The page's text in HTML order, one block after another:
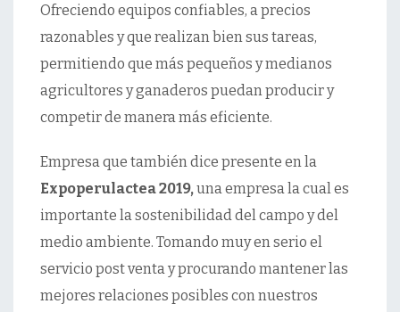
Ofreciendo equipos confiables, a precios
razonables y que realizan bien sus tareas,
permitiendo que más pequeños y medianos
agricultores y ganaderos puedan producir y
competir de manera más eficiente.
Empresa que también dice presente en la
Expoperulactea 2019,una empresa la cual es
importante la sostenibilidad del campo y del
medio ambiente. Tomando muy en serio el
servicio post venta y procurando mantener las
mejores relaciones posibles con nuestros